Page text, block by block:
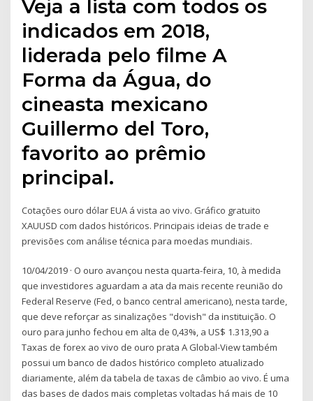
Veja a lista com todos os
indicados em 2018,
liderada pelo filme A
Forma da Água, do
cineasta mexicano
Guillermo del Toro,
favorito ao prêmio
principal.
Cotações ouro dólar EUA á vista ao vivo. Gráfico gratuito
XAUUSD com dados históricos. Principais ideias de trade e
previsões com análise técnica para moedas mundiais.
10/04/2019 · O ouro avançou nesta quarta-feira, 10, à medida
que investidores aguardam a ata da mais recente reunião do
Federal Reserve (Fed, o banco central americano), nesta tarde,
que deve reforçar as sinalizações "dovish" da instituição. O
ouro para junho fechou em alta de 0,43%, a US$ 1.313,90 a
Taxas de forex ao vivo de ouro prata A Global-View também
possui um banco de dados histórico completo atualizado
diariamente, além da tabela de taxas de câmbio ao vivo. É uma
das bases de dados mais completas voltadas há mais de 10